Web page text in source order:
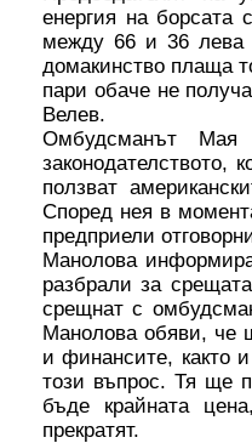
енергия на борсата
между 66 и 36 лева
домакинство плаща
пари обаче не
Велев.
Омбудсманът
законодателството,
ползват
Според нея в
предприели
Манолова
разбрали за
срещнат с
Манолова обяви, че
и финансите, както
този въпрос. Тя ще
бъде крайната
прекратят.